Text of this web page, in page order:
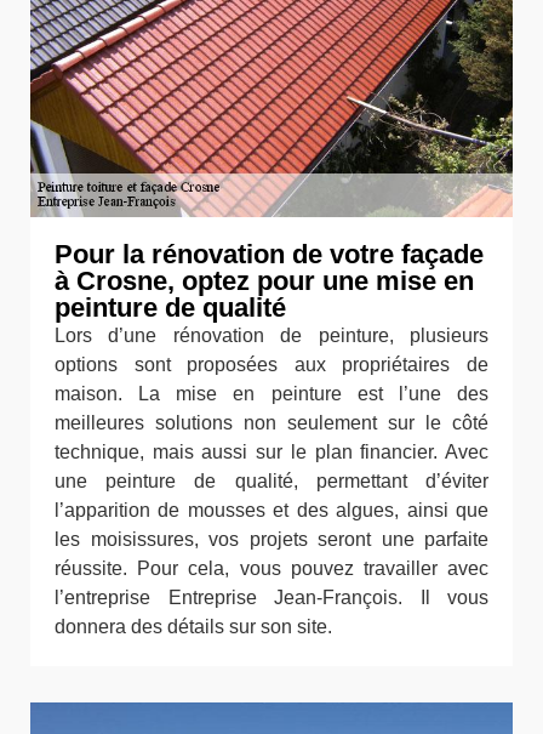
Pour la rénovation de votre façade
à Crosne, optez pour une mise en
peinture de qualité
Lors d’une rénovation de peinture, plusieurs
options sont proposées aux propriétaires de
maison. La mise en peinture est l’une des
meilleures solutions non seulement sur le côté
technique, mais aussi sur le plan financier. Avec
une peinture de qualité, permettant d’éviter
l’apparition de mousses et des algues, ainsi que
les moisissures, vos projets seront une parfaite
réussite. Pour cela, vous pouvez travailler avec
l’entreprise Entreprise Jean-François. Il vous
donnera des détails sur son site.